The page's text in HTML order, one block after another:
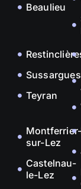
Beaulieu
Sussargues
Teyran
sur-Lez
Castelnau-
le-Lez